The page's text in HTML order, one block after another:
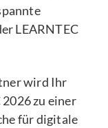
LEARNTEC
wird Ihr
zu einer
für digitale